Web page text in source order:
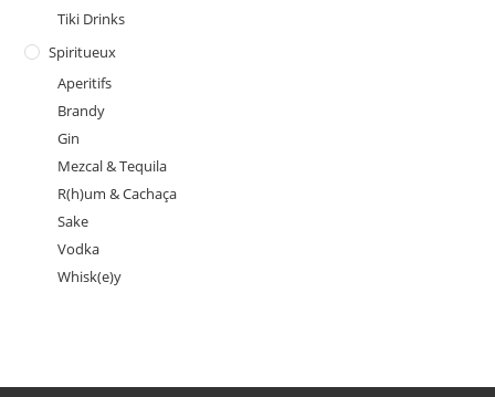
Tiki Drinks
Spiritueux
Aperitifs
Brandy
Gin
Mezcal & Tequila
R(h)um & Cachaça
Sake
Vodka
Whisk(e)y